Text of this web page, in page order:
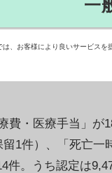
病・障害認定審査
型コロナワクチン
審議し、24件を
費・医療手当」が
留1件）、「死亡
件。うち認定は
一
は、お客様により良いサービス